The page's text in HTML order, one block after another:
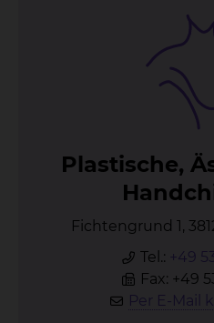
Plas­ti­sche,
Fichtengrund 1,
Tel.: +49
Fax: +49
Per E-Mail